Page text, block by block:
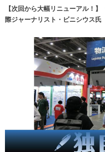
【次回から大幅リニューアル！
際ジャーナリスト・ビニシウス氏